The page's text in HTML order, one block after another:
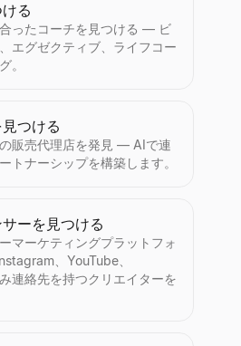
る
ったコーチを見つける — ビ
エグゼクティブ、ライフコー
。
つける
販売代理店を発見 — AIで連
トナーシップを構築します。
ーを見つける
マーケティングプラットフォ
、YouTube、
連絡先を持つクリエイターを